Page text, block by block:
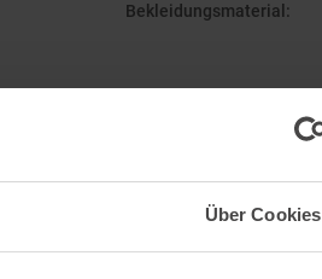
Über Cookies
Bekleidungsmaterial :